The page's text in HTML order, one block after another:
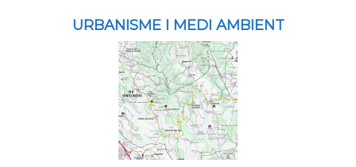
URBANISME I MEDI AMBIENT